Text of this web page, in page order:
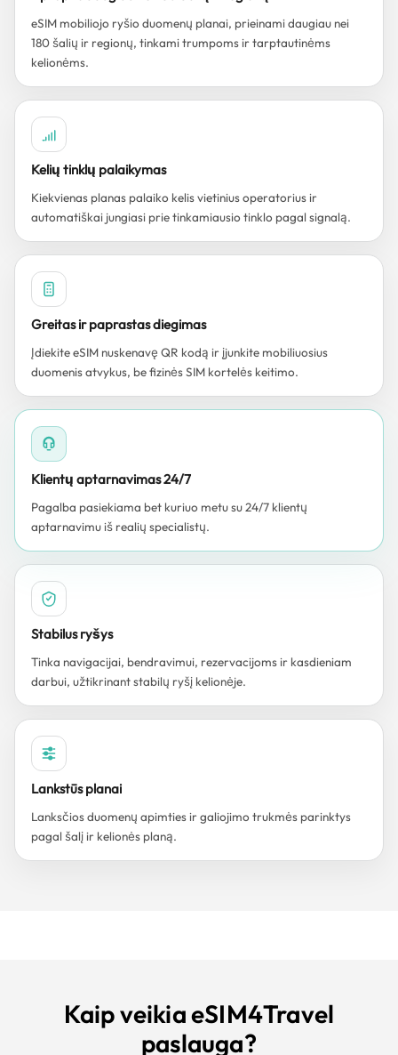
eSIM mobiliojo ryšio duomenų planai, prieinami daugiau nei
180 šalių ir regionų, tinkami trumpoms ir tarptautinėms
kelionėms.
Kelių tinklų palaikymas
Kiekvienas planas palaiko kelis vietinius operatorius ir
automatiškai jungiasi prie tinkamiausio tinklo pagal signalą.
Greitas ir paprastas diegimas
Įdiekite eSIM nuskenavę QR kodą ir įjunkite mobiliuosius
duomenis atvykus, be fizinės SIM kortelės keitimo.
Klientų aptarnavimas 24/7
Pagalba pasiekiama bet kuriuo metu su 24/7 klientų
aptarnavimu iš realių specialistų.
Stabilus ryšys
Tinka navigacijai, bendravimui, rezervacijoms ir kasdieniam
darbui, užtikrinant stabilų ryšį kelionėje.
Lankstūs planai
Lanksčios duomenų apimties ir galiojimo trukmės parinktys
pagal šalį ir kelionės planą.
Kaip veikia eSIM4Travel
paslauga?